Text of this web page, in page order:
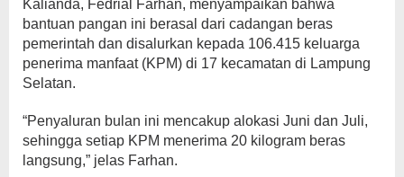
Kalianda, Fedrial Farhan, menyampaikan bahwa
bantuan pangan ini berasal dari cadangan beras
pemerintah dan disalurkan kepada 106.415 keluarga
penerima manfaat (KPM) di 17 kecamatan di Lampung
Selatan.
“Penyaluran bulan ini mencakup alokasi Juni dan Juli,
sehingga setiap KPM menerima 20 kilogram beras
langsung,” jelas Farhan.